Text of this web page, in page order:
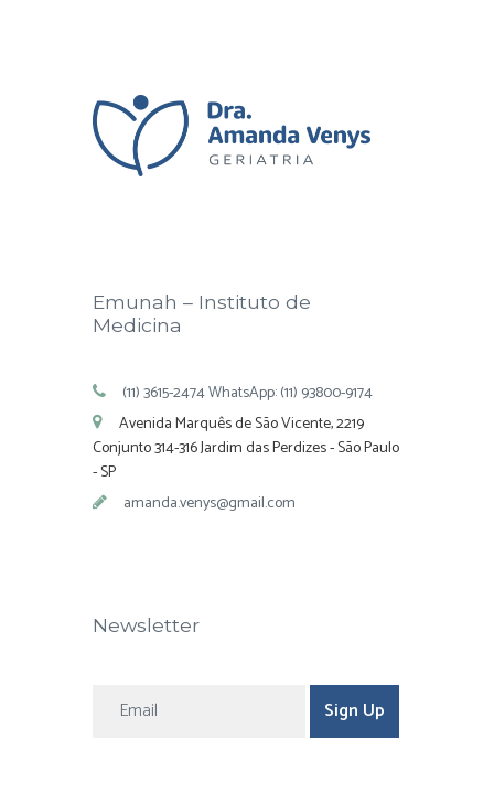
Emunah – Instituto de
Medicina
(11) 3615-2474 WhatsApp: (11) 93800-9174
Avenida Marquês de São Vicente, 2219
Conjunto 314-316 Jardim das Perdizes - São Paulo
- SP
amanda.venys@gmail.com
Newsletter